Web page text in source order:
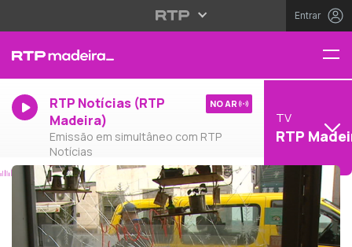
Entrar
RTP Notícias (RTP
Madeira)
Emissão em simultâneo com RTP
Notícias
NO AR
TV
RTP